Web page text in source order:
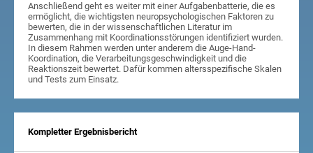
Anschließend geht es weiter mit einer Aufgabenbatterie, die es
ermöglicht, die wichtigsten neuropsychologischen Faktoren zu
bewerten, die in der wissenschaftlichen Literatur im
Zusammenhang mit Koordinationsstörungen identifiziert wurden.
In diesem Rahmen werden unter anderem die Auge-Hand-
Koordination, die Verarbeitungsgeschwindigkeit und die
Reaktionszeit bewertet. Dafür kommen altersspezifische Skalen
und Tests zum Einsatz.
Kompletter Ergebnisbericht